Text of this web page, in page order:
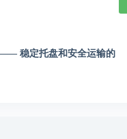
稳定托盘和安全运输的